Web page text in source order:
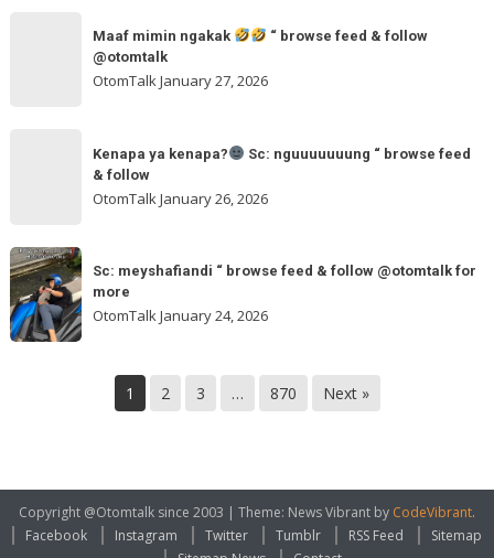
follow
@otomtalk
Maaf mimin ngakak
“ browse feed & follow
@otomtalk
OtomTalkJanuary 27, 2026
Sc:
nguuuuuuung
“
browse
Kenapa ya kenapa?
Sc: nguuuuuuung “ browse feed
& follow
OtomTalk January 26, 2026
Sc:
meyshafiandi
“
browse
more
Sc: meyshafiandi “ browse feed & follow @otomtalk for
more
OtomTalkJanuary 24, 2026
1 2 3 … 870 Next »
Copyright @Otomtalk since 2003 | Theme: News Vibrant by CodeVibrant.
Facebook
Instagram Twitter Tumblr RSS Feed
Sitemap